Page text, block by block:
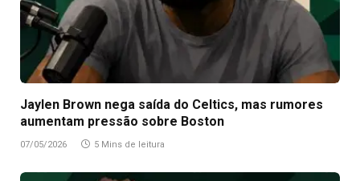
Jaylen Brown nega saída do Celtics, mas rumores
aumentam pressão sobre Boston
07/05/2026 5 Mins de leitura